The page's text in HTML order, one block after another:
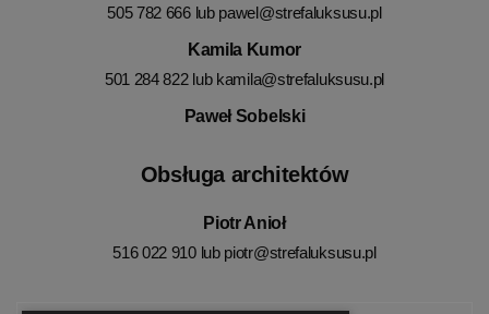
505 782 666 lub pawel@strefaluksusu.pl
Kamila Kumor
501 284 822 lub kamila@strefaluksusu.pl
Paweł Sobelski
Obsługa architektów
Piotr Anioł
516 022 910 lub piotr@strefaluksusu.pl